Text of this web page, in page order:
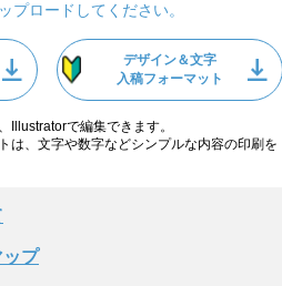
プロードしてください。
デザイン＆文字
入稿フォーマット
Illustratorで編集できます。
は、文字や数字などシンプルな内容の印刷を
ップ